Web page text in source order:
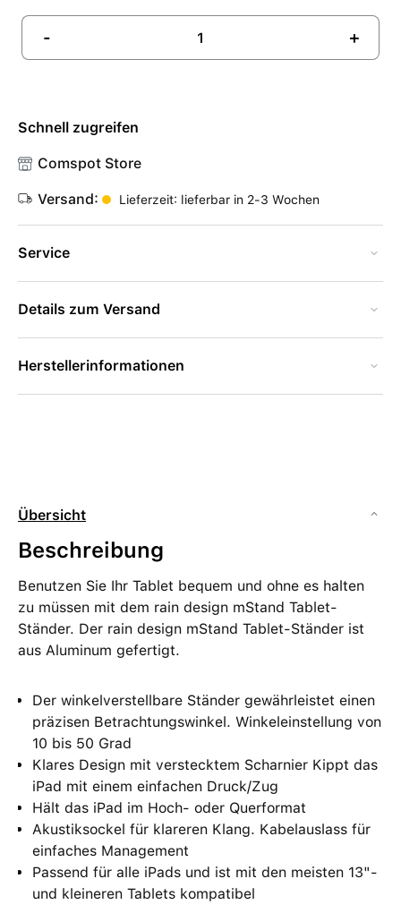
- +
Schnell zugreifen
Comspot Store
Versand: Lieferzeit: lieferbar in 2-3 Wochen
Service
Details zum Versand
Herstellerinformationen
Übersicht
Beschreibung
Benutzen Sie Ihr Tablet bequem und ohne es halten
zu müssen mit dem rain design mStand Tablet-
Ständer. Der rain design mStand Tablet-Ständer ist
aus Aluminum gefertigt.
Der winkelverstellbare Ständer gewährleistet einen
präzisen Betrachtungswinkel. Winkeleinstellung von
10 bis 50 Grad
Klares Design mit verstecktem Scharnier Kippt das
iPad mit einem einfachen Druck/Zug
Hält das iPad im Hoch- oder Querformat
Akustiksockel für klareren Klang. Kabelauslass für
einfaches Management
Passend für alle iPads und ist mit den meisten 13"-
und kleineren Tablets kompatibel